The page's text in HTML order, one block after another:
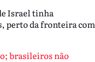
Israel tinha
perto da fronteira com
brasileiros não